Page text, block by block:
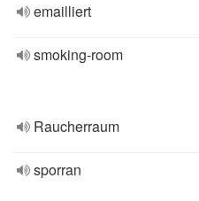
emailliert
smoking-room
Raucherraum
sporran